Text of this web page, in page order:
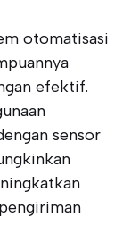
otomatisasi
efektif.
sensor